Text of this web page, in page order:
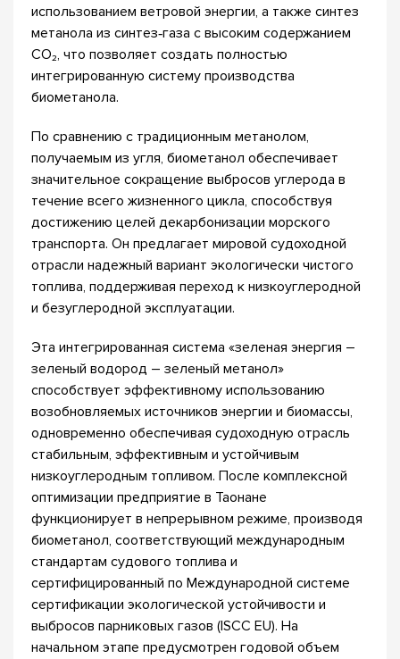
использованием ветровой энергии, а также синтез
метанола из синтез‑газа с высоким содержанием
CO₂, что позволяет создать полностью
интегрированную систему производства
биометанола.
По сравнению с традиционным метанолом,
получаемым из угля, биометанол обеспечивает
значительное сокращение выбросов углерода в
течение всего жизненного цикла, способствуя
достижению целей декарбонизации морского
транспорта. Он предлагает мировой судоходной
отрасли надежный вариант экологически чистого
топлива, поддерживая переход к низкоуглеродной
и безуглеродной эксплуатации.
Эта интегрированная система «зеленая энергия –
зеленый водород – зеленый метанол»
способствует эффективному использованию
возобновляемых источников энергии и биомассы,
одновременно обеспечивая судоходную отрасль
стабильным, эффективным и устойчивым
низкоуглеродным топливом. После комплексной
оптимизации предприятие в Таонане
функционирует в непрерывном режиме, производя
биометанол, соответствующий международным
стандартам судового топлива и
сертифицированный по Международной системе
сертификации экологической устойчивости и
выбросов парниковых газов (ISCC EU). На
начальном этапе предусмотрен годовой объем